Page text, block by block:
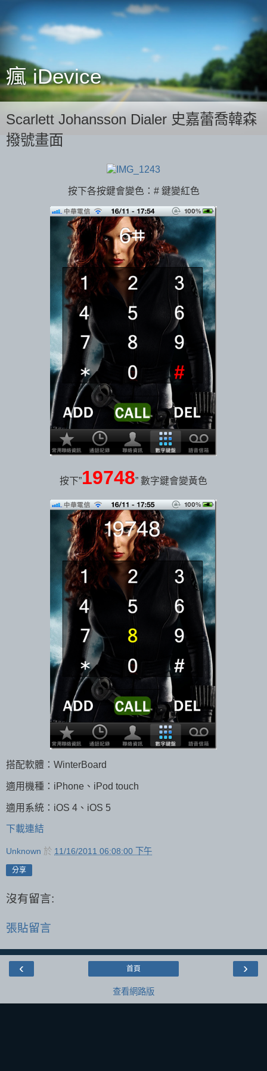
瘋 iDevice
Scarlett Johansson Dialer 史嘉蕾喬韓森
撥號畫面
按下各按鍵會變色：# 鍵變紅色
按下”19748” 數字鍵會變黃色
搭配軟體：WinterBoard
適用機種：iPhone、iPod touch
適用系統：iOS 4、iOS 5
下載連結
Unknown 於 11/16/2011 06:08:00 下午
分享
沒有留言:
張貼留言
‹ ›
首頁
查看網路版